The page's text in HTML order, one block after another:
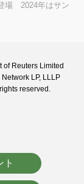
場 2024年はサン
of Reuters Limited
LP, LLLP
reserved.
ト